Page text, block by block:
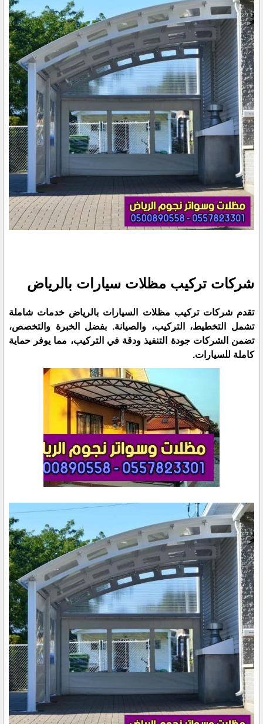
شركات تركيب مظلات سيارات بالرياض
تقدم شركات تركيب مظلات السيارات بالرياض خدمات شاملة
تشمل التخطيط، التركيب، والصيانة. بفضل الخبرة والتخصص،
تضمن الشركات جودة التنفيذ ودقة في التركيب، مما يوفر حماية
كاملة للسيارات.